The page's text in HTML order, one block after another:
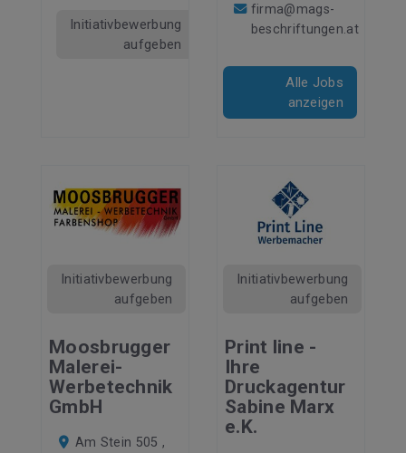
Initiativbewerbung
aufgeben
firma@mags-
beschriftungen.at
Alle Jobs
anzeigen
Initiativbewerbung
aufgeben
Moosbrugger
Malerei-
Werbetechnik
GmbH
Am Stein 505 ,
Initiativbewerbung
aufgeben
Print line -
Ihre
Druckagentur
Sabine Marx
e.K.